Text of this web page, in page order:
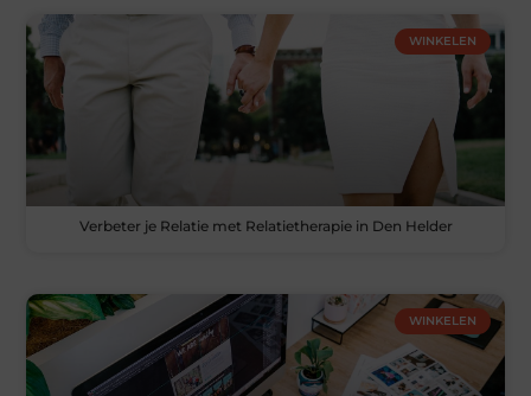
WINKELEN
Verbeter je Relatie met Relatietherapie in Den Helder
WINKELEN